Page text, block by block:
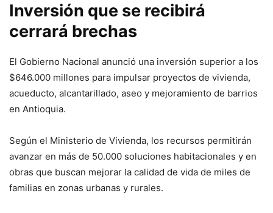
Inversión que se recibirá
cerrará brechas
El Gobierno Nacional anunció una inversión superior a los
$646.000 millones para impulsar proyectos de vivienda,
acueducto, alcantarillado, aseo y mejoramiento de barrios
en Antioquia.
Según el Ministerio de Vivienda, los recursos permitirán
avanzar en más de 50.000 soluciones habitacionales y en
obras que buscan mejorar la calidad de vida de miles de
familias en zonas urbanas y rurales.